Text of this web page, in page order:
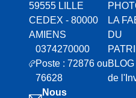
59555 LILLE
CEDEX - 80000
AMIENS
0374270000
Poste : 72876 ou
76628
Nous
LA
DU
de